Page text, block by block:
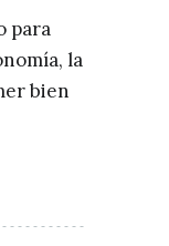
para
la
bien